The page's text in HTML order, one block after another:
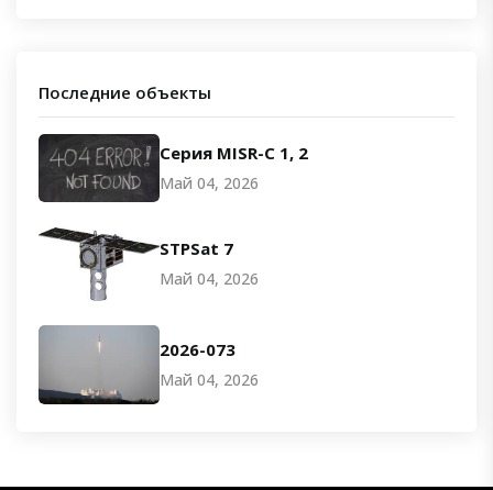
Последние объекты
Серия MISR-C 1, 2
Май 04, 2026
STPSat 7
Май 04, 2026
2026-073
Май 04, 2026